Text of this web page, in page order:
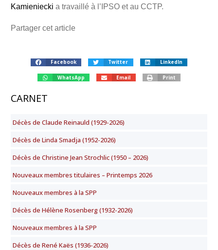
Kamieniecki a travaillé à l’IPSO et au CCTP.
Partager cet article
Facebook Twitter LinkedIn
WhatsApp Email Print
CARNET
Décès de Claude Reinauld (1929-2026)
Décès de Linda Smadja (1952-2026)
Décès de Christine Jean Strochlic (1950 – 2026)
Nouveaux membres titulaires – Printemps 2026
Nouveaux membres à la SPP
Décès de Hélène Rosenberg (1932-2026)
Nouveaux membres à la SPP
Décès de René Kaës (1936-2026)